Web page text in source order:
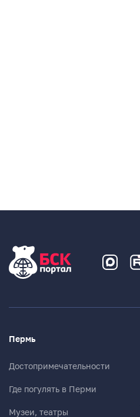
Пермь
Достопримечательности
Где погулять в Перми
Музеи, театры